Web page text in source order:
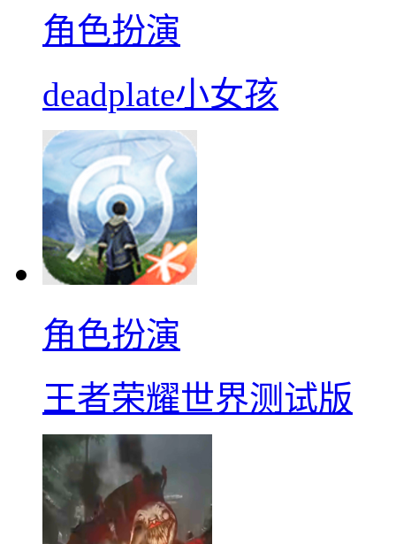
角色扮演
deadplate小女孩
角色扮演
王者荣耀世界测试版